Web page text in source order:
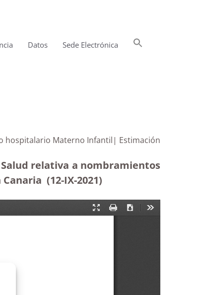
Datos Sede Electrónica
hospitalario Materno Infantil| Estimación
relativa a nombramientos
(12-IX-2021)